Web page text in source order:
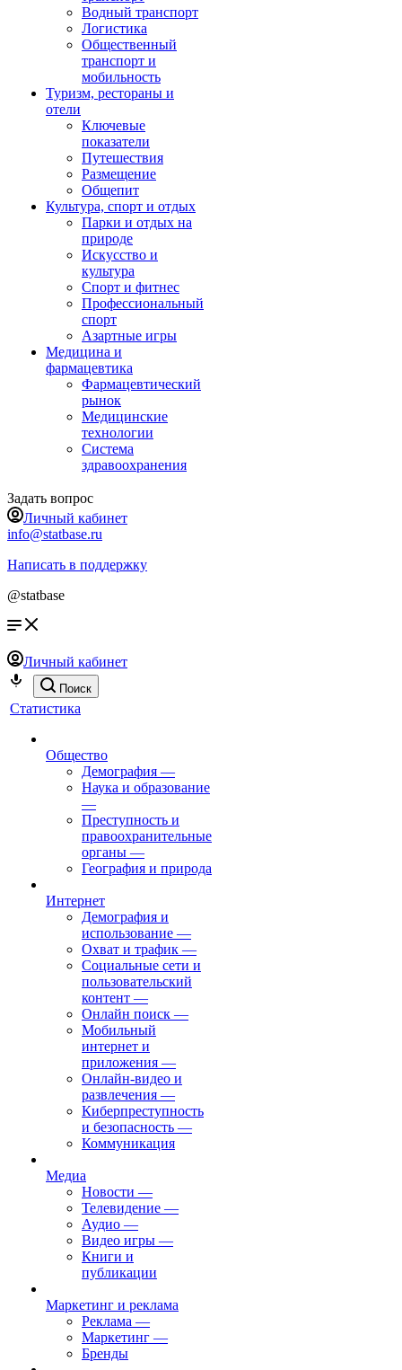
Водный транспорт
Логистика
Общественный
транспорт и
мобильность
Туризм, рестораны и
отели
Ключевые
показатели
Путешествия
Размещение
Общепит
Культура, спорт и отдых
Парки и отдых на
природе
Искусство и
культура
Спорт и фитнес
Профессиональный
спорт
Азартные игры
Медицина и
фармацевтика
Фармацевтический
рынок
Медицинские
технологии
Система
здравоохранения
Задать вопрос
Личный кабинет
info@statbase.ru
Написать в поддержку
@statbase
Личный кабинет
Поиск
Статистика
Общество
Демография —
Наука и образование
—
Преступность и
правоохранительные
органы —
География и природа
Интернет
Демография и
использование —
Охват и трафик —
Социальные сети и
пользовательский
контент —
Онлайн поиск —
Мобильный
интернет и
приложения —
Онлайн-видео и
развлечения —
Киберпреступность
и безопасность —
Коммуникация
Медиа
Новости —
Телевидение —
Аудио —
Видео игры —
Книги и
публикации
Маркетинг и реклама
Реклама —
Маркетинг —
Бренды